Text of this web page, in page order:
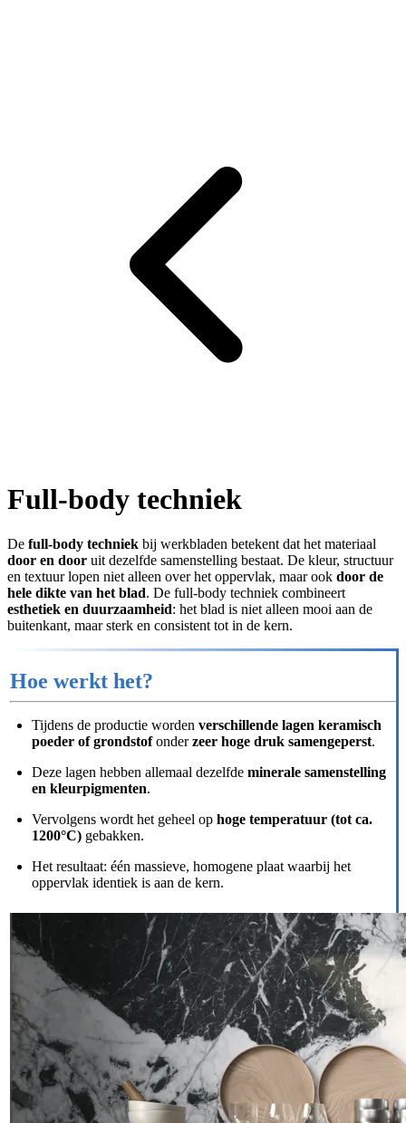
Full-body techniek
De full-body techniek bij werkbladen betekent dat het materiaal
door en door uit dezelfde samenstelling bestaat. De kleur, structuur
en textuur lopen niet alleen over het oppervlak, maar ook door de
hele dikte van het blad. De full-body techniek combineert
esthetiek en duurzaamheid: het blad is niet alleen mooi aan de
buitenkant, maar sterk en consistent tot in de kern.
Hoe werkt het?
Tijdens de productie worden verschillende lagen keramisch
poeder of grondstofonderzeer hoge druk samengeperst.
Deze lagen hebben allemaal dezelfde minerale samenstelling
en kleurpigmenten.
Vervolgens wordt het geheel op hoge temperatuur (tot ca.
1200°C) gebakken.
Het resultaat: één massieve, homogene plaat waarbij het
oppervlak identiek is aan de kern.